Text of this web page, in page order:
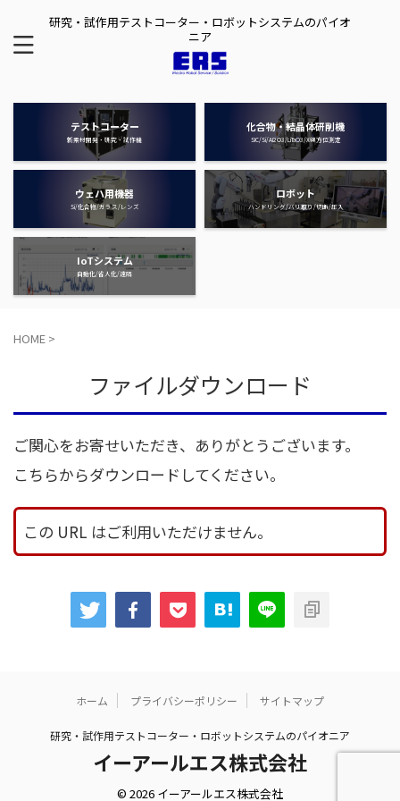
研究・試作用テストコーター・ロボットシステムのパイオ
ニア
テストコーター
新素材開発・研究・試作機
化合物・結晶体研削機
SIC/Si/AI2O3/LiTaO3/X線方位測定
ウェハ用機器
Si/化合物/ガラス/レンズ
ロボット
ハンドリング/バリ取り/切断/圧入
IoTシステム
自動化/省人化/遠隔
HOME >
ファイルダウンロード
ご関心をお寄せいただき、ありがとうございます。
こちらからダウンロードしてください。
この URL はご利用いただけません。
ホーム プライバシーポリシー サイトマップ
研究・試作用テストコーター・ロボットシステムのパイオニア
イーアールエス株式会社
© 2026 イーアールエス株式会社